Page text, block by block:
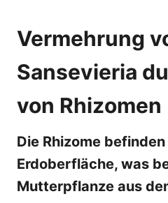
Vermehrung
Sansevieria
von Rhizomen
Die Rhizome
Erdoberfläche, was
Mutterpflanze aus